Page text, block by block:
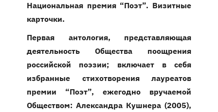
Национальная премия “Поэт”. Визитные
карточки.
Первая антология, представляющая
деятельность Общества поощрения
российской поэзии; включает в себя
избранные стихотворения лауреатов
премии “Поэт”, ежегодно вручаемой
Обществом: Александра Кушнера (2005),